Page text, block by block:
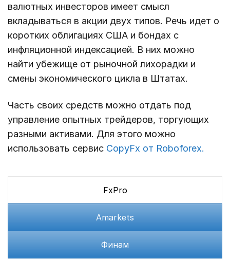
валютных инвесторов имеет смысл
вкладываться в акции двух типов. Речь идет о
коротких облигациях США и бондах с
инфляционной индексацией. В них можно
найти убежище от рыночной лихорадки и
смены экономического цикла в Штатах.
Часть своих средств можно отдать под
управление опытных трейдеров, торгующих
разными активами. Для этого можно
использовать сервис CopyFx от Roboforex.
FxPro
Amarkets
Финам